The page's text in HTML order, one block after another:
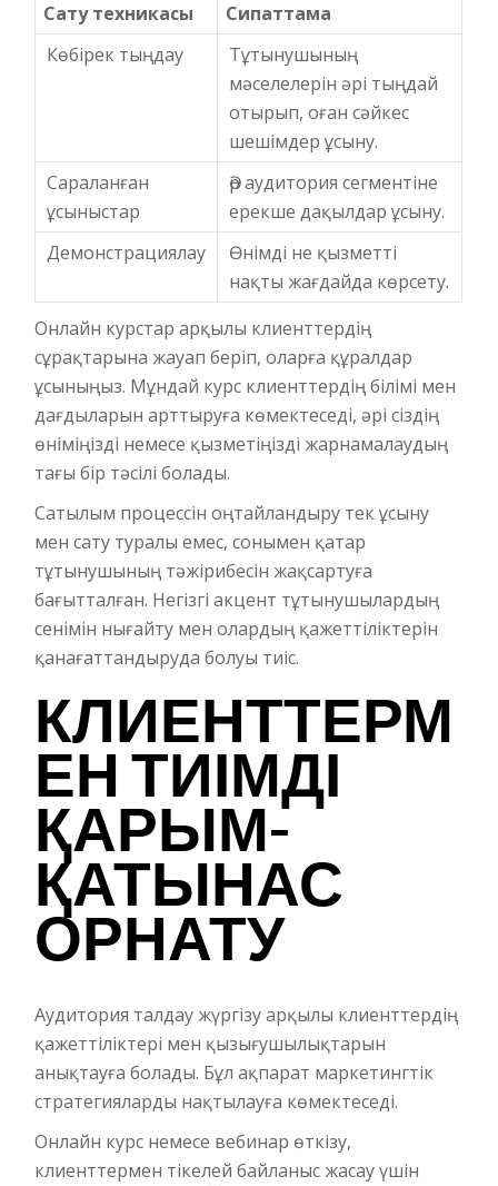
Сату техникасы
Сипаттама
Көбірек тыңдау
Тұтынушының
мәселелерін әрі тыңдай
отырып, оған сәйкес
шешімдер ұсыну.
Сараланған
ұсыныстар
Әр аудитория сегментіне
ерекше дақылдар ұсыну.
Демонстрациялау
Өнімді не қызметті
нақты жағдайда көрсету.
Онлайн курстар арқылы клиенттердің
сұрақтарына жауап беріп, оларға құралдар
ұсыныңыз. Мұндай курс клиенттердің білімі мен
дағдыларын арттыруға көмектеседі, әрі сіздің
өніміңізді немесе қызметіңізді жарнамалаудың
тағы бір тәсілі болады.
Сатылым процессін оңтайландыру тек ұсыну
мен сату туралы емес, сонымен қатар
тұтынушының тәжірибесін жақсартуға
бағытталған. Негізгі акцент тұтынушылардың
сенімін нығайту мен олардың қажеттіліктерін
қанағаттандыруда болуы тиіс.
КЛИЕНТТЕРМ
ЕН ТИІМДІ
ҚАРЫМ-
ҚАТЫНАС
ОРНАТУ
Аудитория талдау жүргізу арқылы клиенттердің
қажеттіліктері мен қызығушылықтарын
анықтауға болады. Бұл ақпарат маркетингтік
стратегияларды нақтылауға көмектеседі.
Онлайн курс немесе вебинар өткізу,
клиенттермен тікелей байланыс жасау үшін